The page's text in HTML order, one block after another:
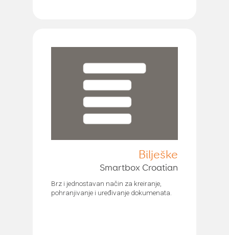
Bilješke
Smartbox Croatian
Brz i jednostavan način za kreiranje,
pohranjivanje i uređivanje dokumenata.